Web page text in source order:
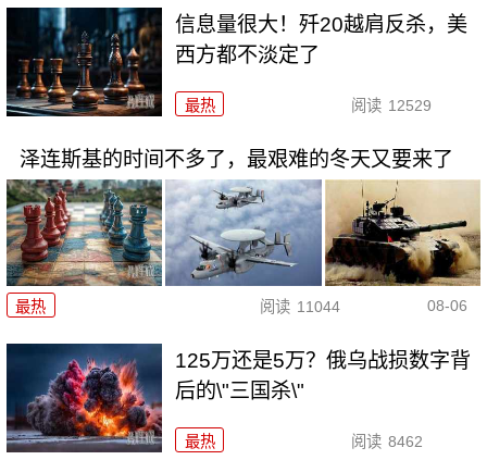
信息量很大！歼20越肩反杀，美
西方都不淡定了
最热 阅读 12529
泽连斯基的时间不多了，最艰难的冬天又要来了
最热 阅读 11044 08-06
125万还是5万？俄乌战损数字背
后的\"三国杀\"
最热 阅读 8462